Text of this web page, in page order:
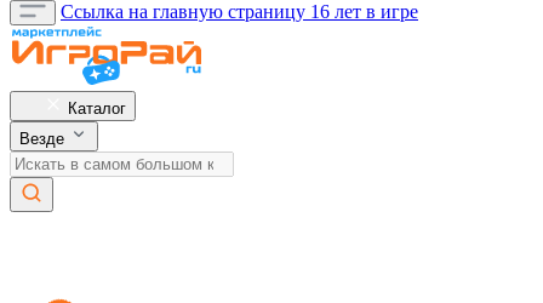
Ссылка на главную страницу 16 лет в игре
Каталог
Везде